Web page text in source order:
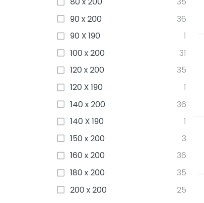
90 x 200
36
90 X 190
1
100 x 200
31
120 x 200
35
120 X 190
1
140 x 200
36
140 X 190
1
150 x 200
3
160 x 200
36
180 x 200
35
200 x 200
25